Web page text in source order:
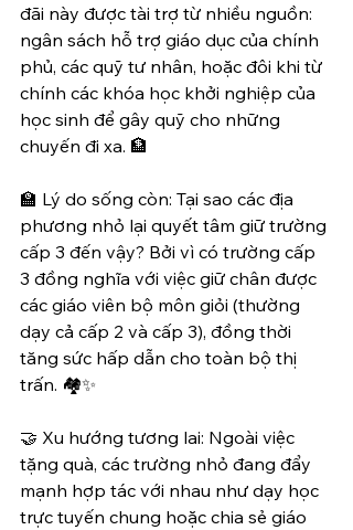
đãi này được tài trợ từ nhiều nguồn:
ngân sách hỗ trợ giáo dục của chính
phủ, các quỹ tư nhân, hoặc đôi khi từ
chính các khóa học khởi nghiệp của
học sinh để gây quỹ cho những
chuyến đi xa. 🏦
🏫 Lý do sống còn: Tại sao các địa
phương nhỏ lại quyết tâm giữ trường
cấp 3 đến vậy? Bởi vì có trường cấp
3 đồng nghĩa với việc giữ chân được
các giáo viên bộ môn giỏi (thường
dạy cả cấp 2 và cấp 3), đồng thời
tăng sức hấp dẫn cho toàn bộ thị
trấn. 🏘️✨
🤝 Xu hướng tương lai: Ngoài việc
tặng quà, các trường nhỏ đang đẩy
mạnh hợp tác với nhau như dạy học
trực tuyến chung hoặc chia sẻ giáo